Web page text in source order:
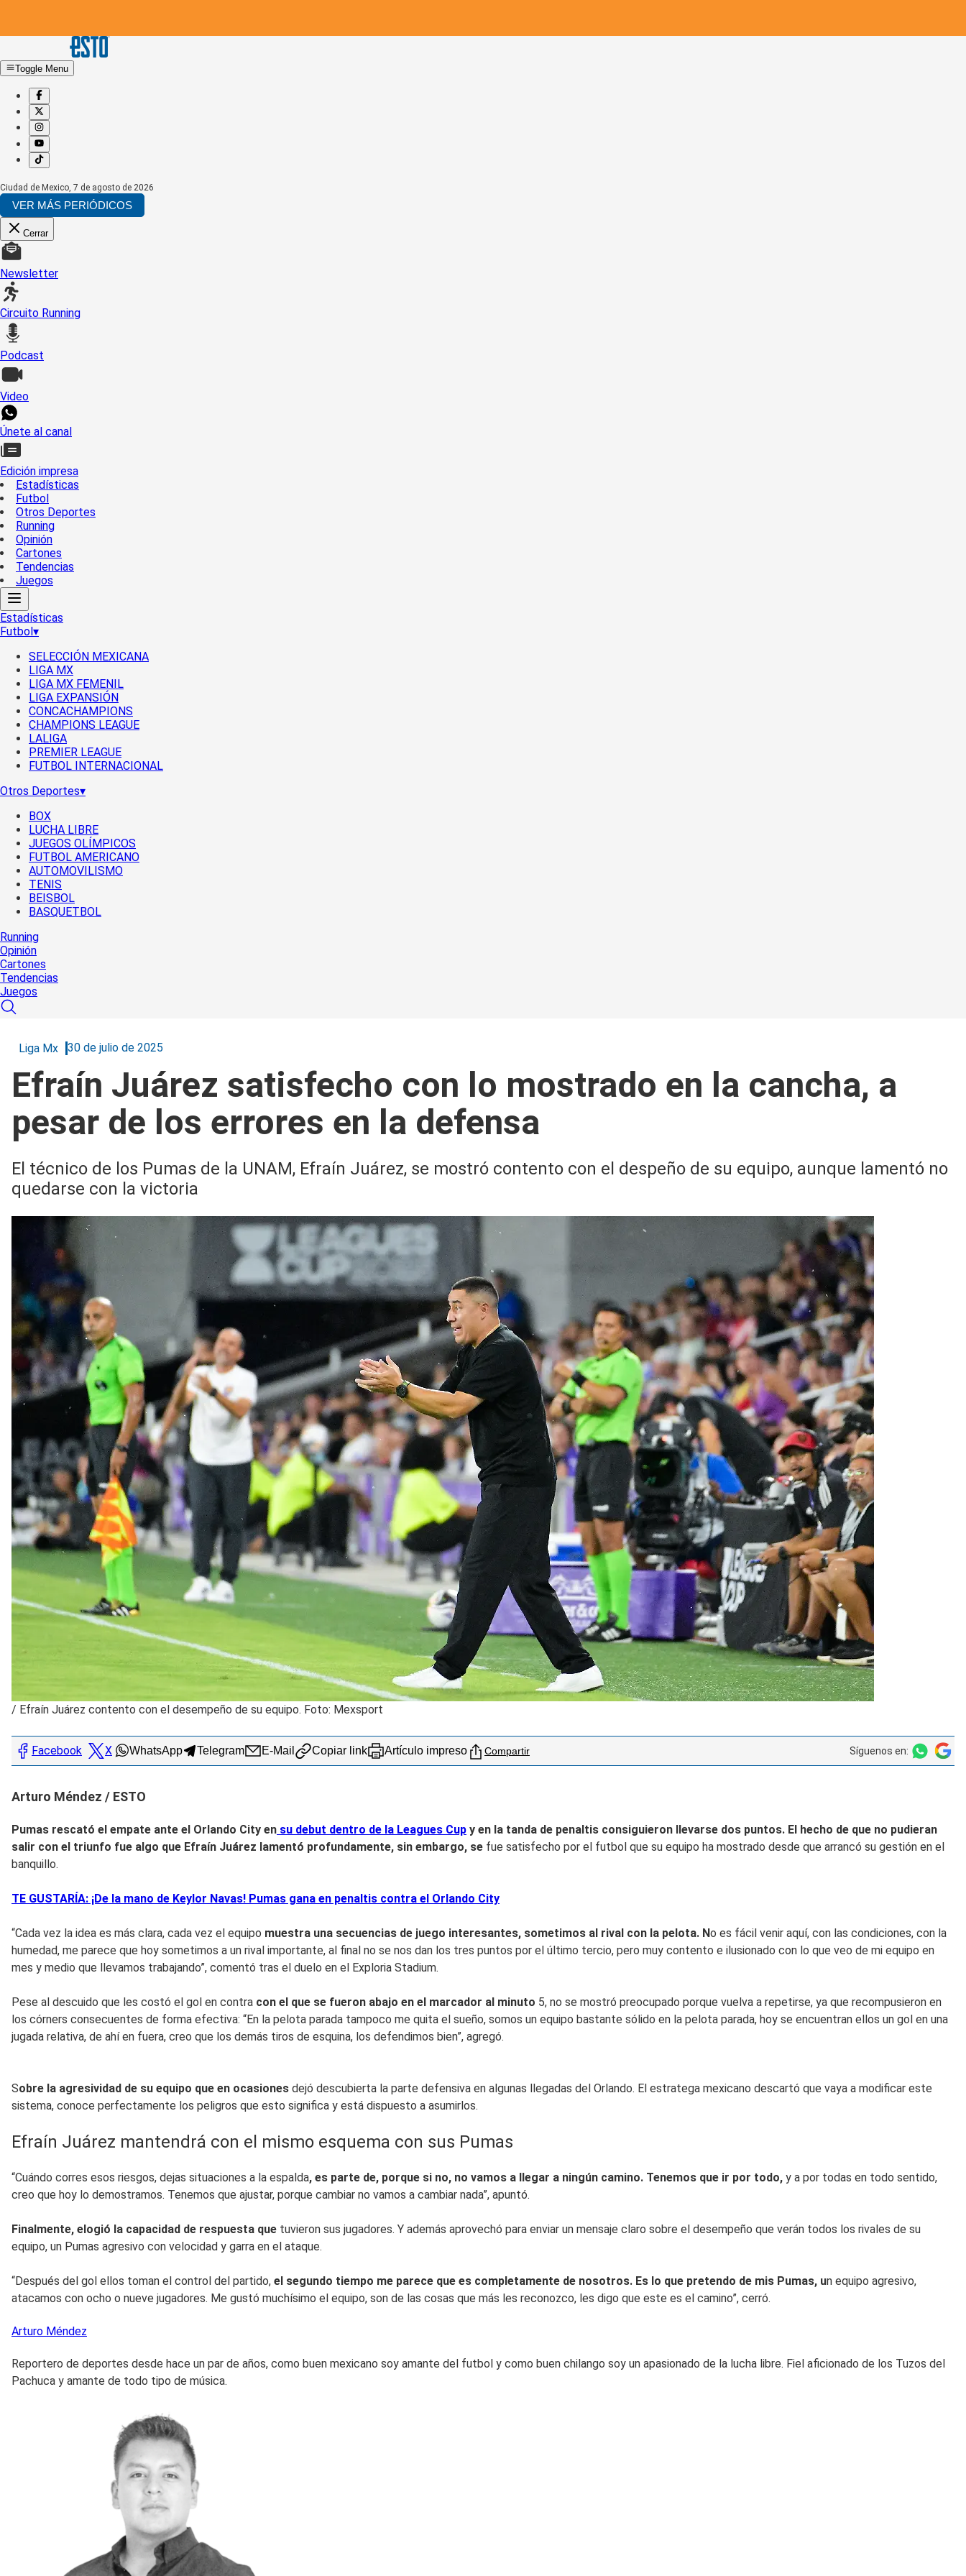
Toggle Menu
Ciudad de Mexico, 7 de agosto de 2026
VER MÁS PERIÓDICOS
Cerrar
Newsletter
Circuito Running
Podcast
Video
Únete al canal
Edición impresa
Estadísticas
Futbol
Otros Deportes
Running
Opinión
Cartones
Tendencias
Juegos
Estadísticas
Futbol▾
SELECCIÓN MEXICANA
LIGA MX
LIGA MX FEMENIL
LIGA EXPANSIÓN
CONCACHAMPIONS
CHAMPIONS LEAGUE
LALIGA
PREMIER LEAGUE
FUTBOL INTERNACIONAL
Otros Deportes▾
BOX
LUCHA LIBRE
JUEGOS OLÍMPICOS
FUTBOL AMERICANO
AUTOMOVILISMO
TENIS
BEISBOL
BASQUETBOL
Running
Opinión
Cartones
Tendencias
Juegos
Liga Mx 30 de julio de 2025
Efraín Juárez satisfecho con lo mostrado en la cancha, a
pesar de los errores en la defensa
El técnico de los Pumas de la UNAM, Efraín Juárez, se mostró contento con el despeño de su equipo, aunque lamentó no
quedarse con la victoria
/ Efraín Juárez contento con el desempeño de su equipo. Foto: Mexsport
Facebook X WhatsApp Telegram E-Mail Copiar link Artículo impreso Compartir Síguenos en:
Arturo Méndez / ESTO
Pumas rescató el empate ante el Orlando City en su debut dentro de la Leagues Cup y en la tanda de penaltis consiguieron llevarse dos puntos. El hecho de que no pudieran
salir con el triunfo fue algo que Efraín Juárez lamentó profundamente, sin embargo, se fue satisfecho por el futbol que su equipo ha mostrado desde que arrancó su gestión en el
banquillo.
TE GUSTARÍA: ¡De la mano de Keylor Navas! Pumas gana en penaltis contra el Orlando City
“Cada vez la idea es más clara, cada vez el equipo muestra una secuencias de juego interesantes, sometimos al rival con la pelota. No es fácil venir aquí, con las condiciones, con la
humedad, me parece que hoy sometimos a un rival importante, al final no se nos dan los tres puntos por el último tercio, pero muy contento e ilusionado con lo que veo de mi equipo en
mes y medio que llevamos trabajando”, comentó tras el duelo en el Exploria Stadium.
Pese al descuido que les costó el gol en contra con el que se fueron abajo en el marcador al minuto 5, no se mostró preocupado porque vuelva a repetirse, ya que recompusieron en
los córners consecuentes de forma efectiva: “En la pelota parada tampoco me quita el sueño, somos un equipo bastante sólido en la pelota parada, hoy se encuentran ellos un gol en una
jugada relativa, de ahí en fuera, creo que los demás tiros de esquina, los defendimos bien”, agregó.
Sobre la agresividad de su equipo que en ocasiones dejó descubierta la parte defensiva en algunas llegadas del Orlando. El estratega mexicano descartó que vaya a modificar este
sistema, conoce perfectamente los peligros que esto significa y está dispuesto a asumirlos.
Efraín Juárez mantendrá con el mismo esquema con sus Pumas
“Cuándo corres esos riesgos, dejas situaciones a la espalda, es parte de, porque si no, no vamos a llegar a ningún camino. Tenemos que ir por todo, y a por todas en todo sentido,
creo que hoy lo demostramos. Tenemos que ajustar, porque cambiar no vamos a cambiar nada”, apuntó.
Finalmente, elogió la capacidad de respuesta que tuvieron sus jugadores. Y además aprovechó para enviar un mensaje claro sobre el desempeño que verán todos los rivales de su
equipo, un Pumas agresivo con velocidad y garra en el ataque.
“Después del gol ellos toman el control del partido, el segundo tiempo me parece que es completamente de nosotros. Es lo que pretendo de mis Pumas, un equipo agresivo,
atacamos con ocho o nueve jugadores. Me gustó muchísimo el equipo, son de las cosas que más les reconozco, les digo que este es el camino”, cerró.
Arturo Méndez
Reportero de deportes desde hace un par de años, como buen mexicano soy amante del futbol y como buen chilango soy un apasionado de la lucha libre. Fiel aficionado de los Tuzos del
Pachuca y amante de todo tipo de música.